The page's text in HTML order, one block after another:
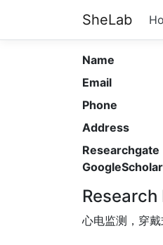
SheLab
Name
Email
Phone
Address
Researchgate
GoogleScholar
心电监测，穿